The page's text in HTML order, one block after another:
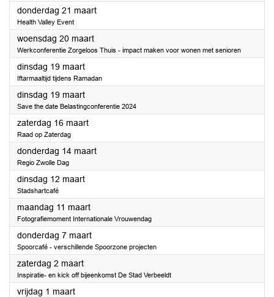
donderdag 21 maart2024
Health Valley Event
woensdag 20 maart2024
Werkconferentie Zorgeloos Thuis - impact maken voor wonen met senioren
dinsdag 19 maart2024
Iftarmaaltijd tijdens Ramadan
dinsdag 19 maart2024
Save the date Belastingconferentie 2024
zaterdag 16 maart2024
Raad op Zaterdag
donderdag 14 maart2024
Regio Zwolle Dag
dinsdag 12 maart2024
Stadshartcafé
maandag 11 maart2024
Fotografiemoment Internationale Vrouwendag
donderdag 7 maart2024
Spoorcafé - verschillende Spoorzone projecten
zaterdag 2 maart2024
Inspiratie- en kick off bijeenkomst De Stad Verbeeldt
vrijdag 1 maart2024